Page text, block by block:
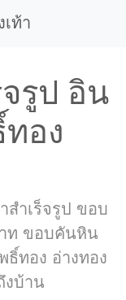
ท้า
รูป อิน
อง
ำเร็จรูป ขอบ
ท ขอบคันหิน
ทอง อ่างทอง
งบ้าน